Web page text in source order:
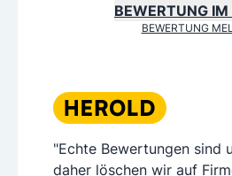
BEWERTUNG
BEWERTUNG
"Echte Bewertungen sind
daher löschen wir auf